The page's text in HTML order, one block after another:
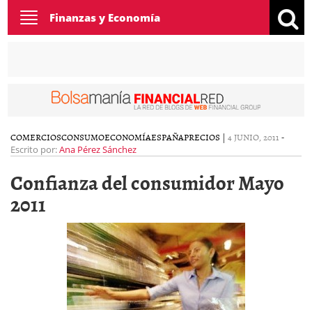
Toggle
navigation
Finanzas y Economía
COMERCIOSCONSUMOECONOMÍAESPAÑAPRECIOS | 4 JUNIO, 2011 -
Escrito por:Ana Pérez Sánchez
Confianza del consumidor Mayo
2011